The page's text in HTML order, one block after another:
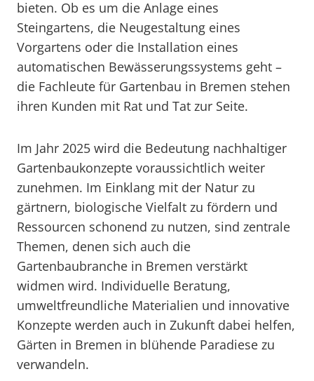
bieten. Ob es um die Anlage eines
Steingartens, die Neugestaltung eines
Vorgartens oder die Installation eines
automatischen Bewässerungssystems geht –
die Fachleute für Gartenbau in Bremen stehen
ihren Kunden mit Rat und Tat zur Seite.
Im Jahr 2025 wird die Bedeutung nachhaltiger
Gartenbaukonzepte voraussichtlich weiter
zunehmen. Im Einklang mit der Natur zu
gärtnern, biologische Vielfalt zu fördern und
Ressourcen schonend zu nutzen, sind zentrale
Themen, denen sich auch die
Gartenbaubranche in Bremen verstärkt
widmen wird. Individuelle Beratung,
umweltfreundliche Materialien und innovative
Konzepte werden auch in Zukunft dabei helfen,
Gärten in Bremen in blühende Paradiese zu
verwandeln.